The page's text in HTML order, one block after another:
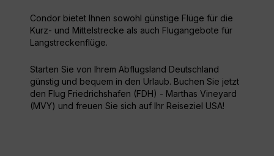
Condor bietet Ihnen sowohl günstige Flüge für die
Kurz- und Mittelstrecke als auch Flugangebote für
Langstreckenflüge.
Starten Sie von Ihrem Abflugsland Deutschland
günstig und bequem in den Urlaub. Buchen Sie jetzt
den Flug Friedrichshafen (FDH) - Marthas Vineyard
(MVY) und freuen Sie sich auf Ihr Reiseziel USA!